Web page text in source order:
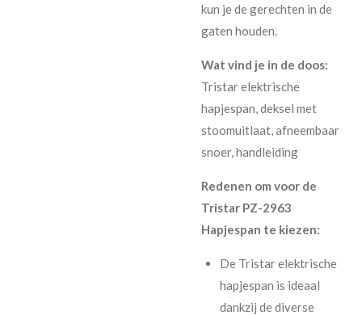
kun je de gerechten in de
gaten houden.
Wat vind je in de doos:
Tristar elektrische
hapjespan, deksel met
stoomuitlaat, afneembaar
snoer, handleiding
Redenen om voor de
Tristar PZ-2963
Hapjespan te kiezen:
De Tristar elektrische
hapjespan is ideaal
dankzij de diverse